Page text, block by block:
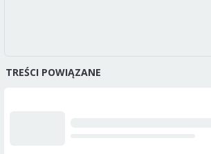
TREŚCI POWIĄZANE